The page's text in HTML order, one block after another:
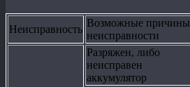
Неисправность
Возможные причины
неисправности
Разряжен, либо
неисправен
аккумулятор